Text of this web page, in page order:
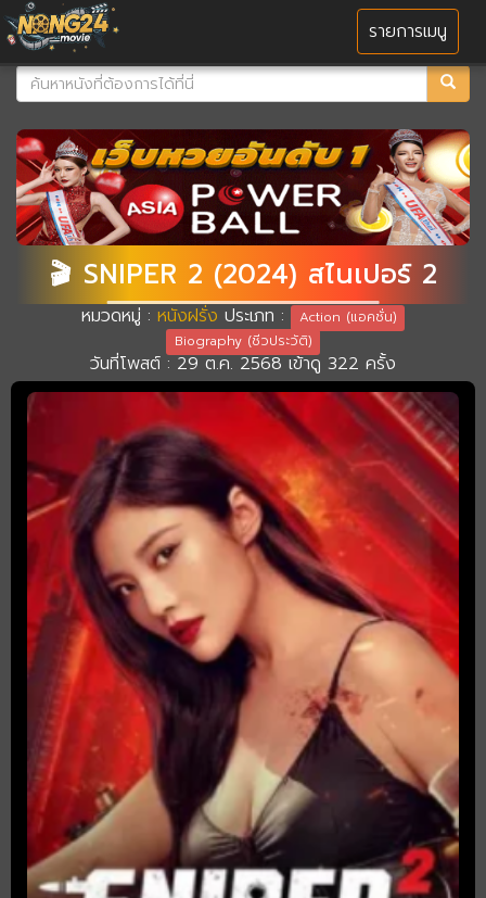
MENU
รายการเมนู
🎬 SNIPER 2 (2024) สไนเปอร์ 2
หมวดหมู่ :หนังฝรั่ง ประเภท : Action (แอคชั่น)
Biography (ชีวประวัติ)
วันที่โพสต์ : 29 ต.ค. 2568 เข้าดู 322 ครั้ง